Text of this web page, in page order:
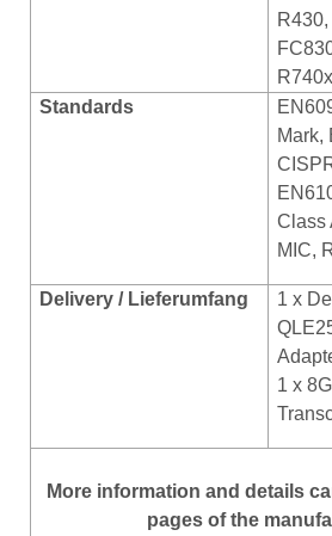
Standards
Mark,
Class
MIC,
Delivery / Lieferumfang
1 x
1 x
More information and details
pages of the